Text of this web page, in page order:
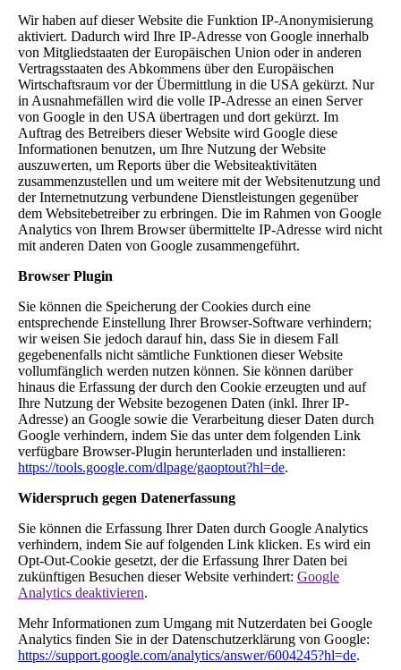
Wir haben auf dieser Website die Funktion IP-Anonymisierung
aktiviert. Dadurch wird Ihre IP-Adresse von Google innerhalb
von Mitgliedstaaten der Europäischen Union oder in anderen
Vertragsstaaten des Abkommens über den Europäischen
Wirtschaftsraum vor der Übermittlung in die USA gekürzt. Nur
in Ausnahmefällen wird die volle IP-Adresse an einen Server
von Google in den USA übertragen und dort gekürzt. Im
Auftrag des Betreibers dieser Website wird Google diese
Informationen benutzen, um Ihre Nutzung der Website
auszuwerten, um Reports über die Websiteaktivitäten
zusammenzustellen und um weitere mit der Websitenutzung und
der Internetnutzung verbundene Dienstleistungen gegenüber
dem Websitebetreiber zu erbringen. Die im Rahmen von Google
Analytics von Ihrem Browser übermittelte IP-Adresse wird nicht
mit anderen Daten von Google zusammengeführt.
Browser Plugin
Sie können die Speicherung der Cookies durch eine
entsprechende Einstellung Ihrer Browser-Software verhindern;
wir weisen Sie jedoch darauf hin, dass Sie in diesem Fall
gegebenenfalls nicht sämtliche Funktionen dieser Website
vollumfänglich werden nutzen können. Sie können darüber
hinaus die Erfassung der durch den Cookie erzeugten und auf
Ihre Nutzung der Website bezogenen Daten (inkl. Ihrer IP-
Adresse) an Google sowie die Verarbeitung dieser Daten durch
Google verhindern, indem Sie das unter dem folgenden Link
verfügbare Browser-Plugin herunterladen und installieren:
https://tools.google.com/dlpage/gaoptout?hl=de.
Widerspruch gegen Datenerfassung
Sie können die Erfassung Ihrer Daten durch Google Analytics
verhindern, indem Sie auf folgenden Link klicken. Es wird ein
Opt-Out-Cookie gesetzt, der die Erfassung Ihrer Daten bei
zukünftigen Besuchen dieser Website verhindert: Google
Analytics deaktivieren.
Mehr Informationen zum Umgang mit Nutzerdaten bei Google
Analytics finden Sie in der Datenschutzerklärung von Google:
https://support.google.com/analytics/answer/6004245?hl=de.